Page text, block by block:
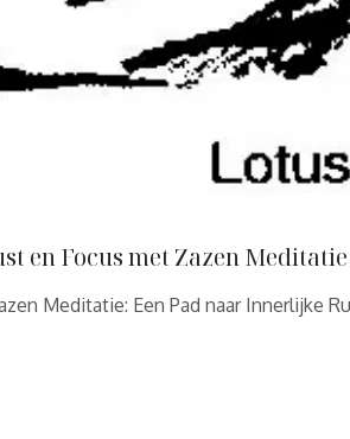
en Focus met Zazen Meditatie
Meditatie: Een Pad naar Innerlijke